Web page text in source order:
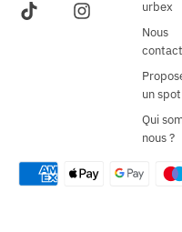
urbex
Nous
un spot
Qui
nous ?